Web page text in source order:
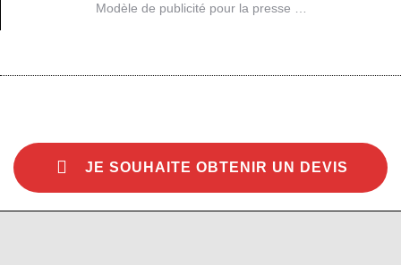
Modèle de publicité pour la presse …
JE SOUHAITE OBTENIR UN DEVIS